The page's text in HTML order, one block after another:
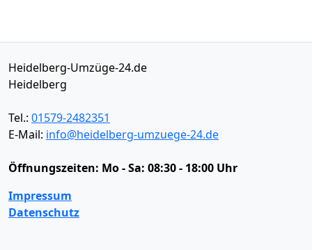
Heidelberg-Umzüge-24.de
Heidelberg
Tel.: 01579-2482351
E-Mail: info@heidelberg-umzuege-24.de
Öffnungszeiten: Mo - Sa: 08:30 - 18:00 Uhr
Impressum
Datenschutz